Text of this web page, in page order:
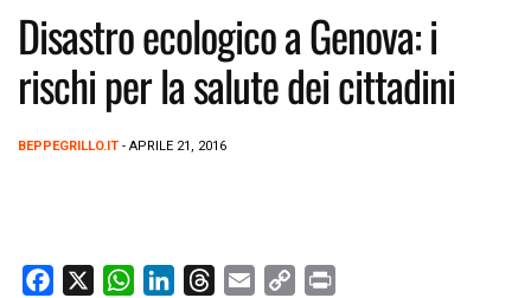
Disastro ecologico a Genova: i
rischi per la salute dei cittadini
BEPPEGRILLO.IT - APRILE 21, 2016
W